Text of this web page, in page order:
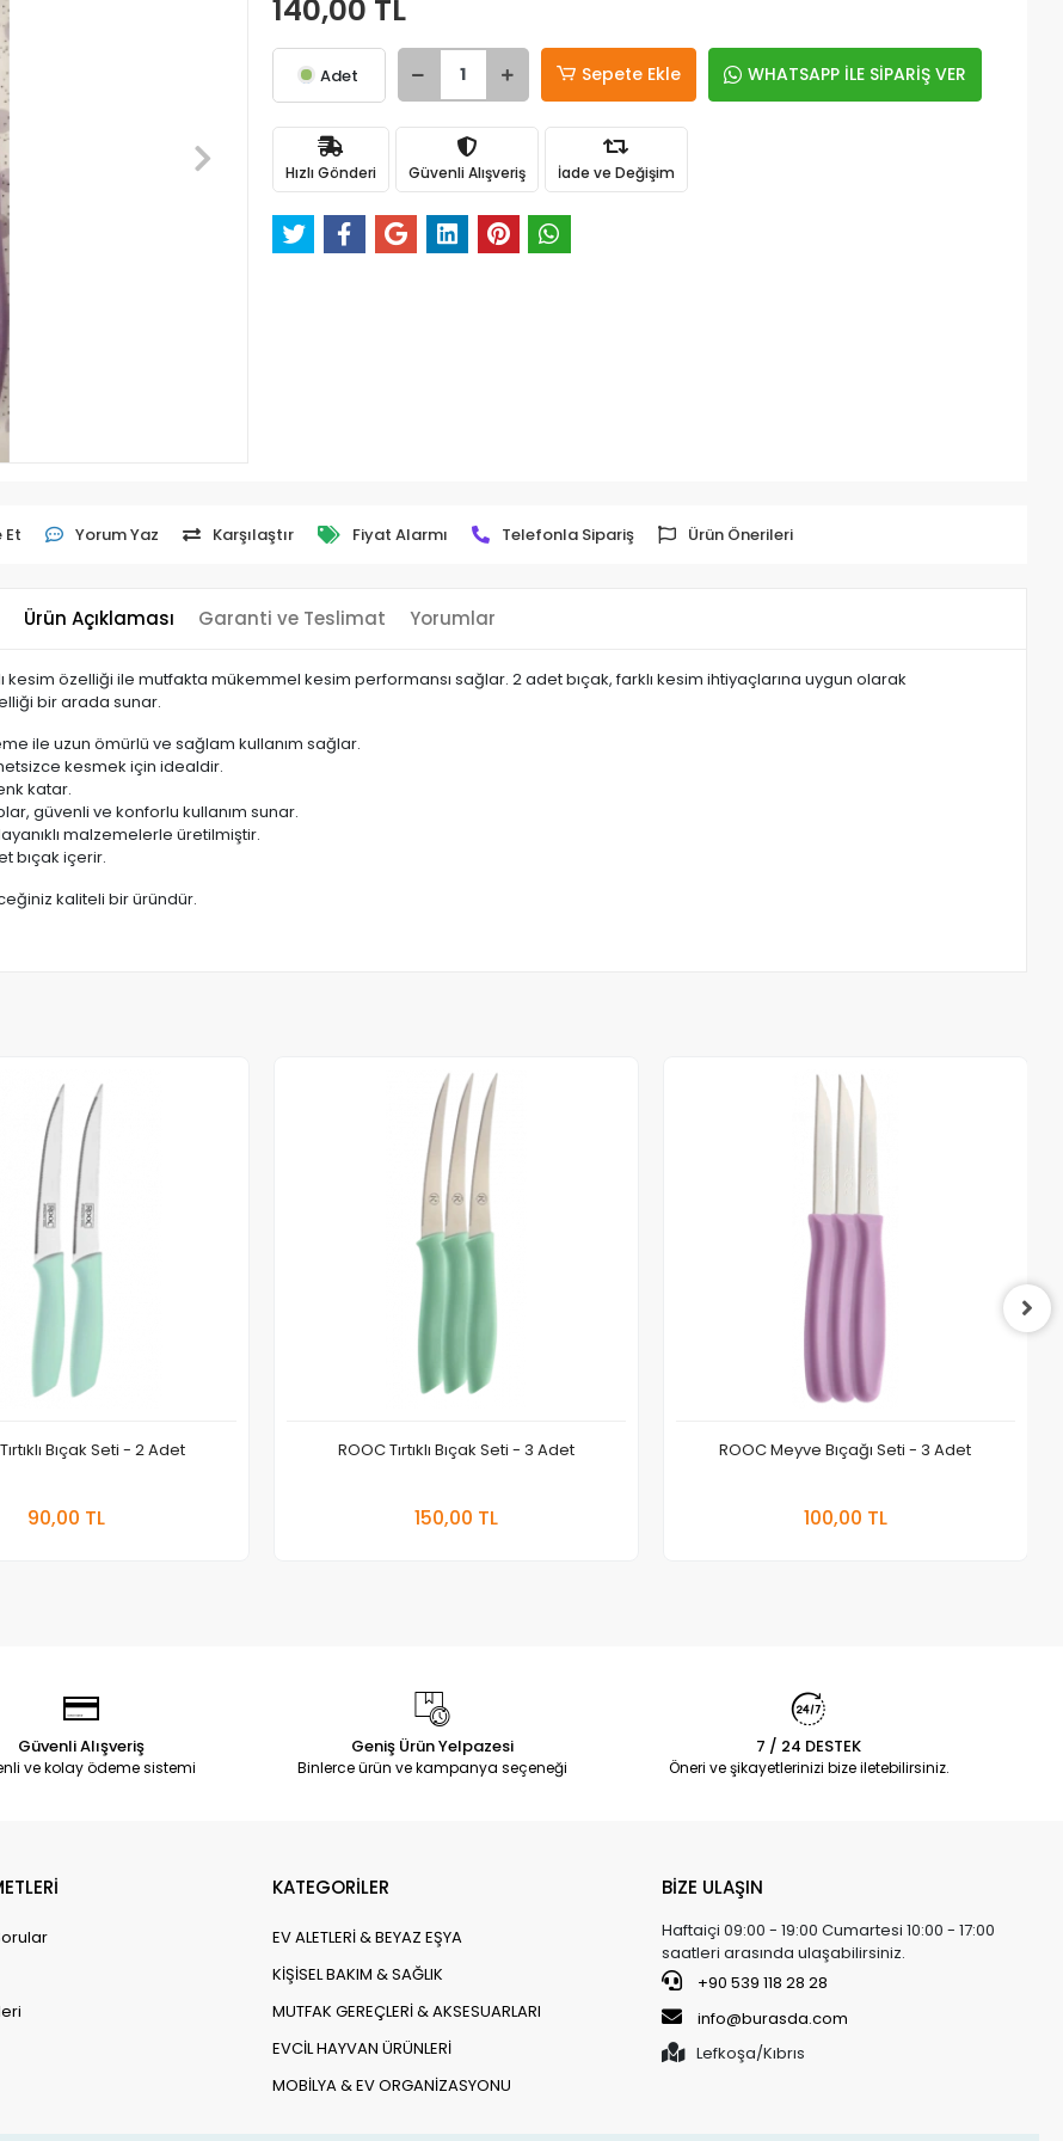
140,00 TL
Adet Sepete Ekle WHATSAPP İLE SİPARİŞ VER
Hızlı Gönderi Güvenli Alışveriş İade ve Değişim
Et Yorum Yaz Karşılaştır Fiyat Alarmı Telefonla Sipariş Ürün Önerileri
Ürün Açıklaması Garanti ve Teslimat Yorumlar
kesim özelliği ile mutfakta mükemmel kesim performansı sağlar. 2 adet bıçak, farklı kesim ihtiyaçlarına uygun olarak
bir arada sunar.
ile uzun ömürlü ve sağlam kullanım sağlar.
kesmek için idealdir.
katar.
güvenli ve konforlu kullanım sunar.
malzemelerle üretilmiştir.
bıçak içerir.
kaliteli bir üründür.
Bıçak Seti - 2 Adet
90,00 TL
ROOC Tırtıklı Bıçak Seti - 3 Adet
150,00 TL
ROOC Meyve Bıçağı Seti - 3 Adet
100,00 TL
Güvenli Alışveriş
ve kolay ödeme sistemi
Geniş Ürün Yelpazesi
Binlerce ürün ve kampanya seçeneği
7 / 24 DESTEK
Öneri ve şikayetlerinizi bize iletebilirsiniz.
KATEGORİLER
EV ALETLERİ & BEYAZ EŞYA
KİŞİSEL BAKIM & SAĞLIK
MUTFAK GEREÇLERİ & AKSESUARLARI
EVCİL HAYVAN ÜRÜNLERİ
MOBİLYA & EV ORGANİZASYONU
BİZE ULAŞIN
Haftaiçi 09:00 - 19:00 Cumartesi 10:00 - 17:00
saatleri arasında ulaşabilirsiniz.
+90 539 118 28 28
info@burasda.com
Lefkoşa/Kıbrıs